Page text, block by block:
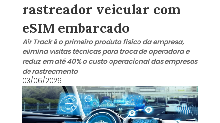
rastreador veicular com
eSIM embarcado
Air Track é o primeiro produto físico da empresa,
elimina visitas técnicas para troca de operadora e
reduz em até 40% o custo operacional das empresas
de rastreamento
03/06/2026